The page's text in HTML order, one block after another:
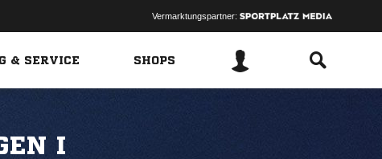
Vermarktungspartner:
& SERVICE SHOPS
I